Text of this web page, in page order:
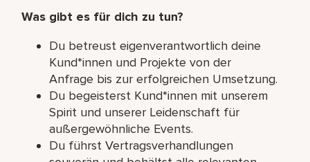
Was gibt es für dich zu tun?
Du betreust eigenverantwortlich deine
Kund*innen und Projekte von der
Anfrage bis zur erfolgreichen Umsetzung.
Du begeisterst Kund*innen mit unserem
Spirit und unserer Leidenschaft für
außergewöhnliche Events.
Du führst Vertragsverhandlungen